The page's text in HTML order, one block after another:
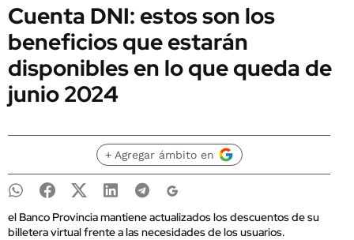
Cuenta DNI: estos son los
beneficios que estarán
disponibles en lo que queda de
junio 2024
+ Agregar ámbito en
el Banco Provincia mantiene actualizados los descuentos de su
billetera virtual frente a las necesidades de los usuarios.